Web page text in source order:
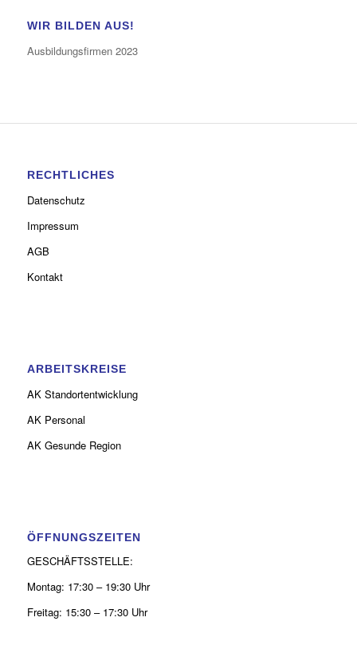
WIR BILDEN AUS!
Ausbildungsfirmen 2023
RECHTLICHES
Datenschutz
Impressum
AGB
Kontakt
ARBEITSKREISE
AK Standortentwicklung
AK Personal
AK Gesunde Region
ÖFFNUNGSZEITEN
GESCHÄFTSSTELLE:
Montag: 17:30 – 19:30 Uhr
Freitag: 15:30 – 17:30 Uhr